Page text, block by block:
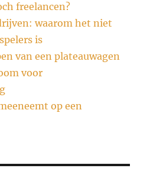
freelancen?
waarom het niet
is
van een plateauwagen
voor
op een